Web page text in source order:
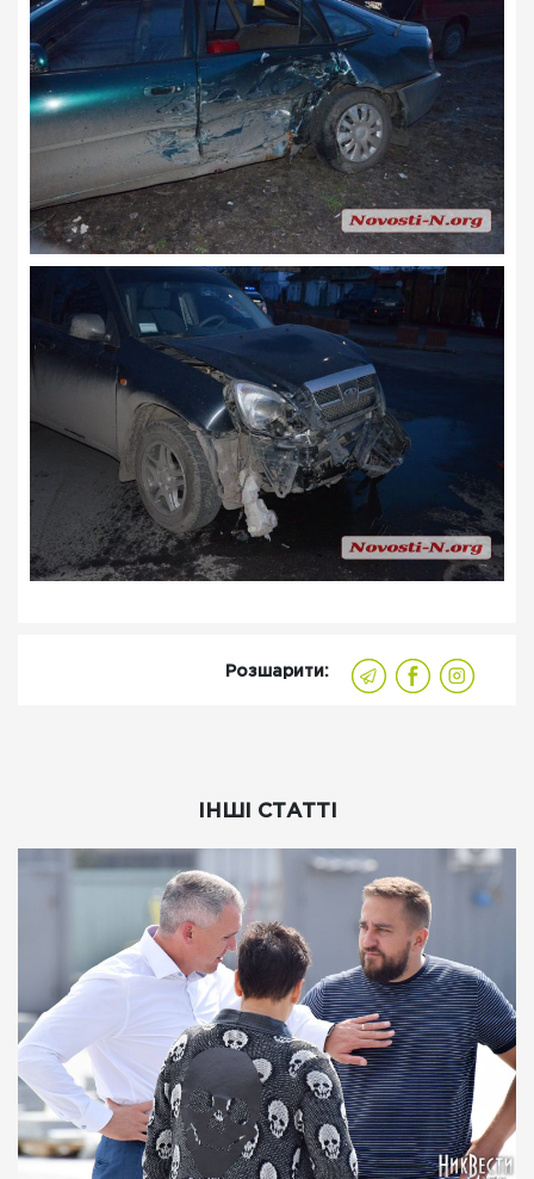
Розшарити:
ІНШІ СТАТТІ